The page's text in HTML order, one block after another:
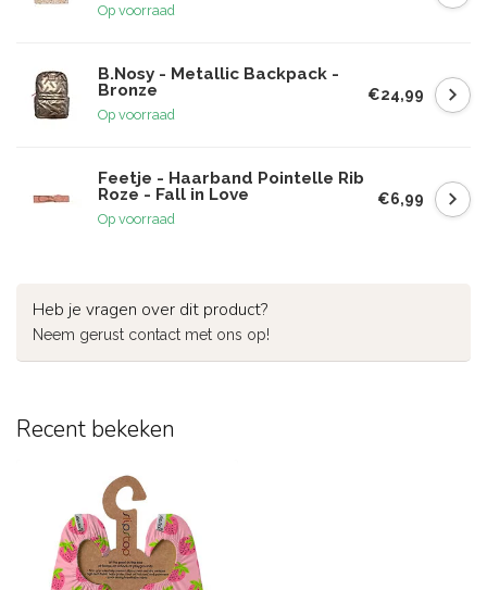
Op voorraad
B.Nosy - Metallic Backpack -
Bronze
Op voorraad
€24,99
Feetje - Haarband Pointelle Rib
Roze - Fall in Love
Op voorraad
€6,99
Heb je vragen over dit product?
Neem gerust contact met ons op!
Recent bekeken